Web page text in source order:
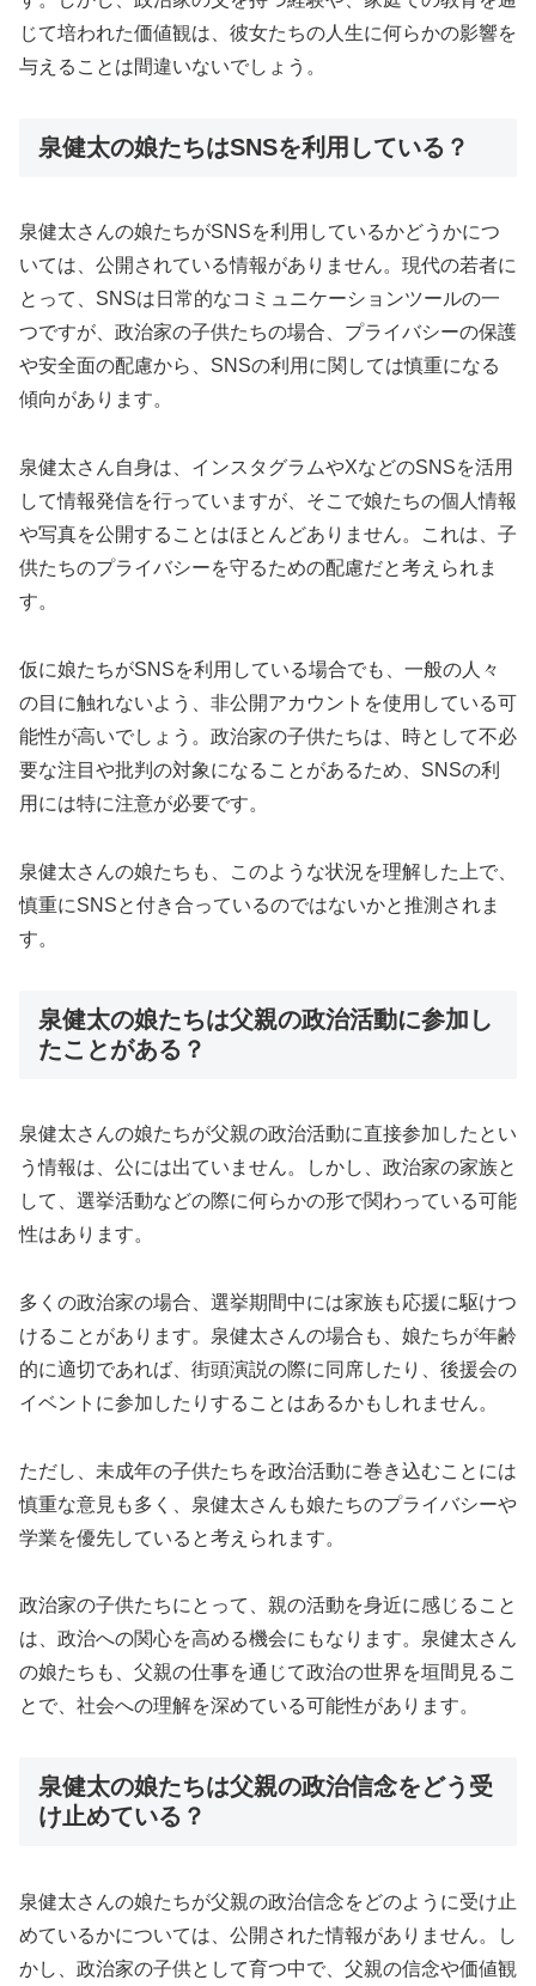
じて培われた価値観は、彼女たちの人生に何らかの影響を
与えることは間違いないでしょう。
泉健太の娘たちはSNSを利用している？
泉健太さんの娘たちがSNSを利用しているかどうかにつ
いては、公開されている情報がありません。現代の若者に
とって、SNSは日常的なコミュニケーションツールの一
つですが、政治家の子供たちの場合、プライバシーの保護
や安全面の配慮から、SNSの利用に関しては慎重になる
傾向があります。
泉健太さん自身は、インスタグラムやXなどのSNSを活用
して情報発信を行っていますが、そこで娘たちの個人情報
や写真を公開することはほとんどありません。これは、子
供たちのプライバシーを守るための配慮だと考えられま
す。
仮に娘たちがSNSを利用している場合でも、一般の人々
の目に触れないよう、非公開アカウントを使用している可
能性が高いでしょう。政治家の子供たちは、時として不必
要な注目や批判の対象になることがあるため、SNSの利
用には特に注意が必要です。
泉健太さんの娘たちも、このような状況を理解した上で、
慎重にSNSと付き合っているのではないかと推測されま
す。
泉健太の娘たちは父親の政治活動に参加し
たことがある？
泉健太さんの娘たちが父親の政治活動に直接参加したとい
う情報は、公には出ていません。しかし、政治家の家族と
して、選挙活動などの際に何らかの形で関わっている可能
性はあります。
多くの政治家の場合、選挙期間中には家族も応援に駆けつ
けることがあります。泉健太さんの場合も、娘たちが年齢
的に適切であれば、街頭演説の際に同席したり、後援会の
イベントに参加したりすることはあるかもしれません。
ただし、未成年の子供たちを政治活動に巻き込むことには
慎重な意見も多く、泉健太さんも娘たちのプライバシーや
学業を優先していると考えられます。
政治家の子供たちにとって、親の活動を身近に感じること
は、政治への関心を高める機会にもなります。泉健太さん
の娘たちも、父親の仕事を通じて政治の世界を垣間見るこ
とで、社会への理解を深めている可能性があります。
泉健太の娘たちは父親の政治信念をどう受
け止めている？
泉健太さんの娘たちが父親の政治信念をどのように受け止
めているかについては、公開された情報がありません。し
かし、政治家の子供として育つ中で、父親の信念や価値観